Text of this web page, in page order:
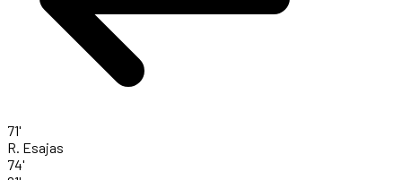
71'
R. Esajas
74'